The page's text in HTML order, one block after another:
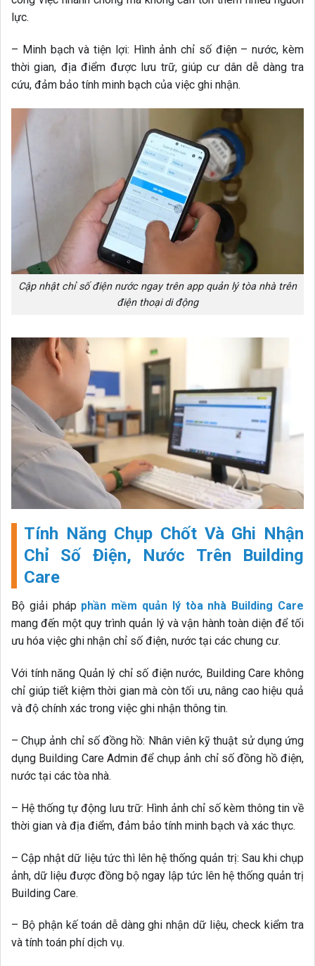
lực.
– Minh bạch và tiện lợi: Hình ảnh chỉ số điện – nước, kèm
thời gian, địa điểm được lưu trữ, giúp cư dân dễ dàng tra
cứu, đảm bảo tính minh bạch của việc ghi nhận.
Cập nhật chỉ số điện nước ngay trên app quản lý tòa nhà trên
điện thoại di động
Tính Năng Chụp Chốt Và Ghi Nhận
Chỉ Số Điện, Nước Trên Building
Care
Bộ giải pháp phần mềm quản lý tòa nhà Building Care
mang đến một quy trình quản lý và vận hành toàn diện để tối
ưu hóa việc ghi nhận chỉ số điện, nước tại các chung cư.
Với tính năng Quản lý chỉ số điện nước, Building Care không
chỉ giúp tiết kiệm thời gian mà còn tối ưu, nâng cao hiệu quả
và độ chính xác trong việc ghi nhận thông tin.
– Chụp ảnh chỉ số đồng hồ: Nhân viên kỹ thuật sử dụng ứng
dụng Building Care Admin để chụp ảnh chỉ số đồng hồ điện,
nước tại các tòa nhà.
– Hệ thống tự động lưu trữ: Hình ảnh chỉ số kèm thông tin về
thời gian và địa điểm, đảm bảo tính minh bạch và xác thực.
– Cập nhật dữ liệu tức thì lên hệ thống quản trị: Sau khi chụp
ảnh, dữ liệu được đồng bộ ngay lập tức lên hệ thống quản trị
Building Care.
– Bộ phận kế toán dễ dàng ghi nhận dữ liệu, check kiểm tra
và tính toán phí dịch vụ.